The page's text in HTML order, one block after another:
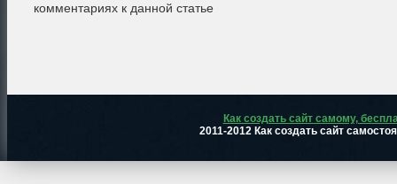
комментариях к данной статье
Как создать сайт самому,
2011-2012 Как создать сайт